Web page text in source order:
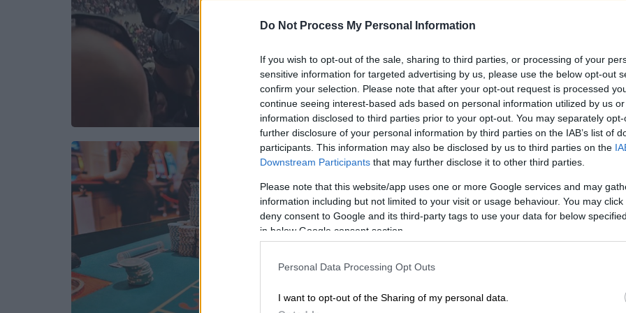
Do Not Process My Personal Information
If you wish to opt-out of the sale, sharing to third parties, or processing of your
sensitive information for targeted advertising by us, please use the below opt-out
confirm your selection. Please note that after your opt-out request is processed
continue seeing interest-based ads based on personal information utilized by us
information disclosed to third parties prior to your opt-out. You may separately
further disclosure of your personal information by third parties on the IAB’s list of
participants. This information may also be disclosed by us to third parties on the
Downstream Participants that may further disclose it to other third parties.
Please note that this website/app uses one or more Google services and may
information including but not limited to your visit or usage behaviour. You may
deny consent to Google and its third-party tags to use your data for below
in below Google consent section.
Personal Data Processing Opt Outs
I want to opt-out of the Sharing of my personal data.
σταδίου σε αγώνα πάλης - Το
βίντεο που έγινε viral
«Πιο διασκεδαστικό από το ίδιο το
σόου» έγραψε ένας χρήστης των
social media
Viral|17.10.2025 04:00
Βραβείο Γκίνες σε δύο φίλους για
επισκέψεις σε καζίνο μέσα σε μία
μέρα - Το ρεκόρ κρατούσε από το
2017
Επισκέφθηκαν τα περισσότερα καζίνο
μέσα σε μια μέρα, κατακτώντας έτσι
το παγκόσμιο ρεκόρ